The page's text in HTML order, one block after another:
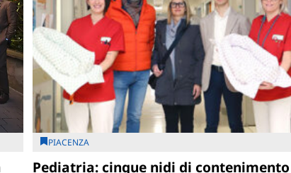
PIACENZA
Pediatria: cinque nidi di contenimento